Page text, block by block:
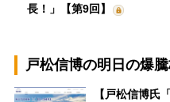
長！」【第9回】
戸松信博の明日の爆騰
【戸松信博氏